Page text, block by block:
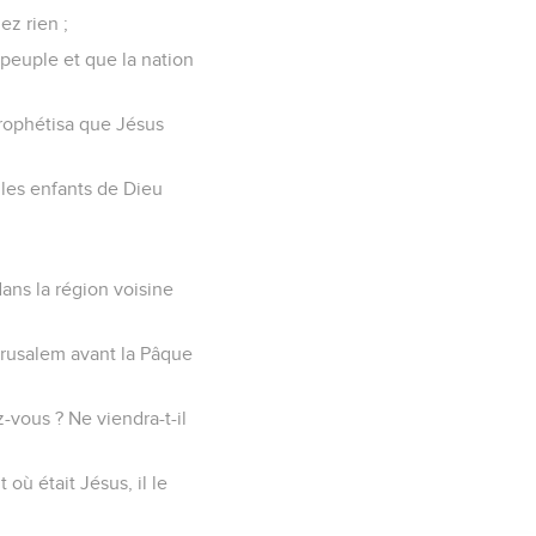
rien ;
et que la nation
que Jésus
enfants de Dieu
la région voisine
avant la Pâque
vous ? Ne viendra-t-il
où était Jésus, il le